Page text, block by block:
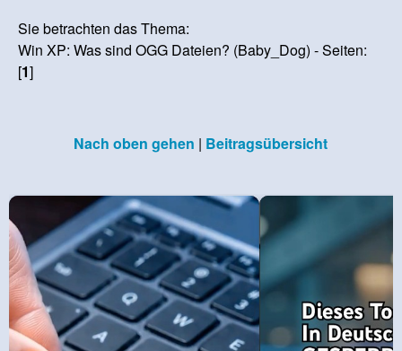
Sie betrachten das Thema:
Win XP: Was sind OGG Dateien? (Baby_Dog) - Seiten:
[1]
Nach oben gehen | Beitragsübersicht